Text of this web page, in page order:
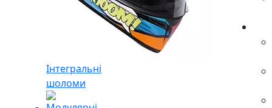
Інтегральні
шоломи